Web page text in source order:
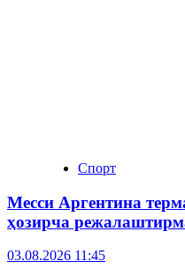
Спорт
Месси Аргентина
ҳозирча
03.08.2026 11:45